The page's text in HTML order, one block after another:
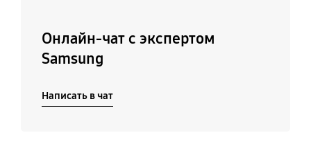
Онлайн-чат с экспертом
Samsung
Написать в чат